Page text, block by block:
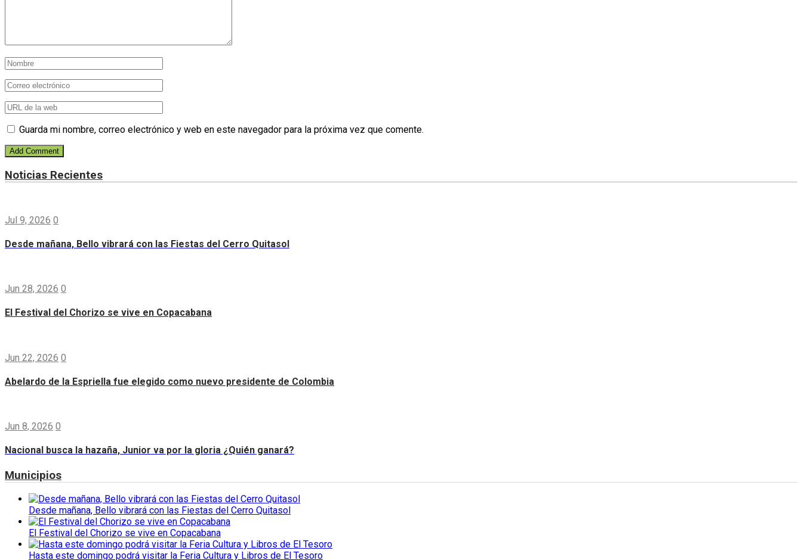
Guarda mi nombre, correo electrónico y web en este navegador para la próxima vez que comente.
Noticias Recientes
Jul 9, 2026 0
Desde mañana, Bello vibrará con las Fiestas del Cerro Quitasol
Jun 28, 2026 0
El Festival del Chorizo se vive en Copacabana
Jun 22, 2026 0
Abelardo de la Espriella fue elegido como nuevo presidente de Colombia
Jun 8, 2026 0
Nacional busca la hazaña, Junior va por la gloria ¿Quién ganará?
Municipios
Desde mañana, Bello vibrará con las Fiestas del Cerro Quitasol
El Festival del Chorizo se vive en Copacabana
Hasta este domingo podrá visitar la Feria Cultura y Libros de El Tesoro